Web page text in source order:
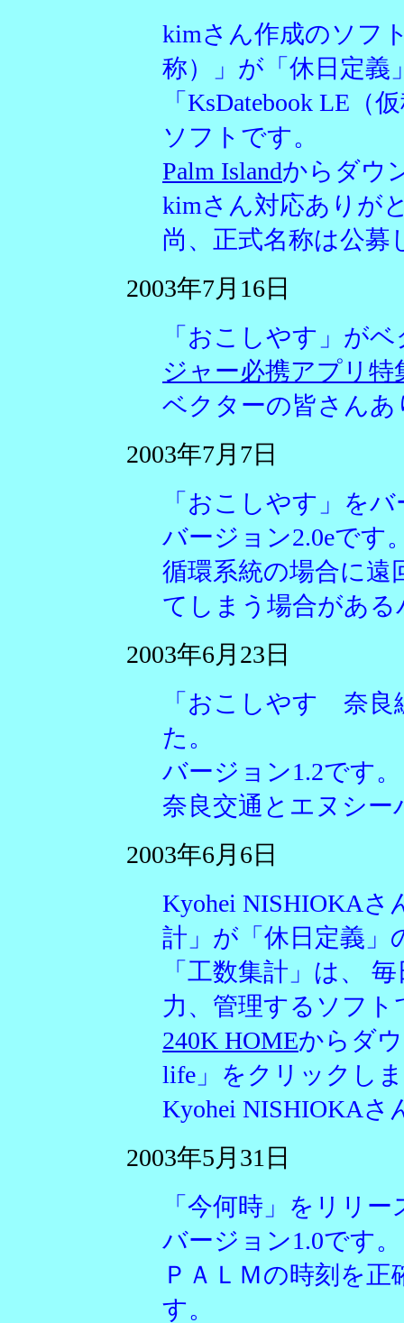
kimさん作成のソフ
称）」が「休日定義
「KsDatebook LE（
ソフトです。
Palm Islandからダウ
kimさん対応ありが
尚、正式名称は公
2003年7月16日
「おこしやす」が
ジャー必携アプリ特
ベクターの皆さん
2003年7月7日
「おこしやす」を
バージョン2.0eです
循環系統の場合に遠
てしまう場合があ
2003年6月23日
「おこしやす 奈良
た。
バージョン1.2です。
奈良交通とエヌシ
2003年6月6日
Kyohei NISHIOKA
計」が「休日定義」
「工数集計」は、
力、管理するソフト
240K HOMEからダ
life」をクリックし
Kyohei NISHIOKA
2003年5月31日
「今何時」をリリ
バージョン1.0です。
ＰＡＬＭの時刻を
す。